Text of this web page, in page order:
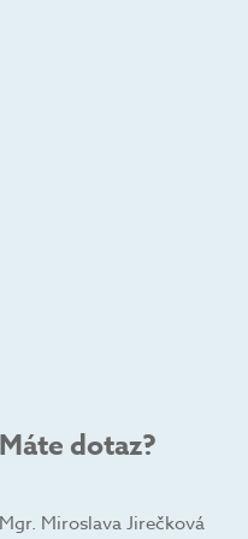
Máte dotaz?
Mgr. Miroslava Jirečková